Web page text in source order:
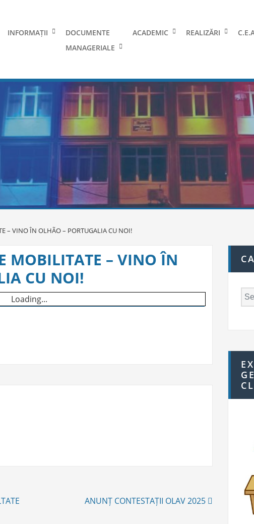
INFORMAȚII
DOCUMENTE
MANAGERIALE
ACADEMIC REALIZĂRI
– VINO ÎN OLHÃO – PORTUGALIA CU NOI!
MOBILITATE – VINO ÎN
CU NOI!
Loading...
ANUNȚ CONTESTAȚII OLAV 2025
e
h
f
o
r: